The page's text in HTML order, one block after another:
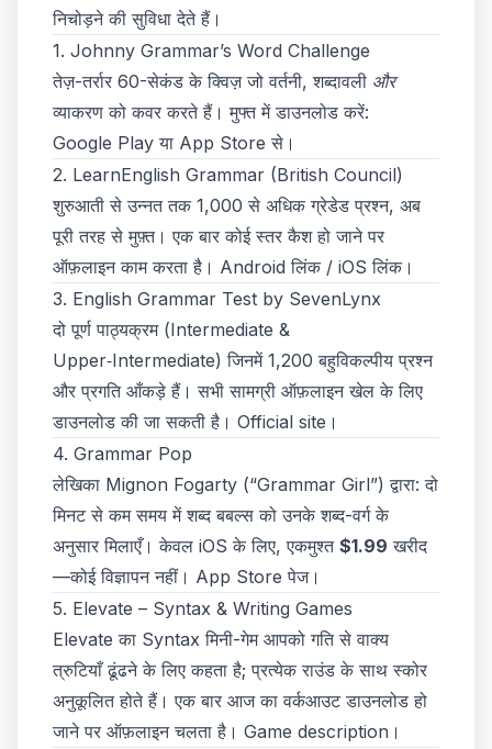
निचोड़ने की सुविधा देते हैं।
1. Johnny Grammar’s Word Challenge
तेज़-तर्रार 60-सेकंड के क्विज़ जो वर्तनी, शब्दावली और
व्याकरण को कवर करते हैं। मुफ्त में डाउनलोड करें:
Google Play या App Store से।
2. LearnEnglish Grammar (British Council)
शुरुआती से उन्नत तक 1,000 से अधिक ग्रेडेड प्रश्न, अब
पूरी तरह से मुफ़्त। एक बार कोई स्तर कैश हो जाने पर
ऑफ़लाइन काम करता है। Android लिंक / iOS लिंक ।
3. English Grammar Test by SevenLynx
दो पूर्ण पाठ्यक्रम (Intermediate &
Upper‑Intermediate) जिनमें 1,200 बहुविकल्पीय प्रश्न
और प्रगति आँकड़े हैं। सभी सामग्री ऑफ़लाइन खेल के लिए
डाउनलोड की जा सकती है। Official site ।
4. Grammar Pop
लेखिका Mignon Fogarty (“Grammar Girl”) द्वारा: दो
मिनट से कम समय में शब्द बबल्स को उनके शब्द-वर्ग के
अनुसार मिलाएँ। केवल iOS के लिए, एकमुश्त $1.99 खरीद
—कोई विज्ञापन नहीं। App Store पेज।
5. Elevate – Syntax & Writing Games
Elevate का Syntax मिनी-गेम आपको गति से वाक्य
त्रुटियाँ ढूंढने के लिए कहता है; प्रत्येक राउंड के साथ स्कोर
अनुकूलित होते हैं। एक बार आज का वर्कआउट डाउनलोड हो
जाने पर ऑफ़लाइन चलता है। Game description ।